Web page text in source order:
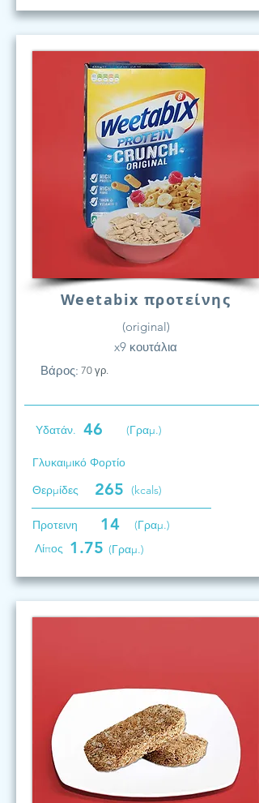
Weetabix προτείνης
(original)
x9 κουτάλια
Βάρος: 70 γρ.
Υδατάν. 46 (Γραμ.)
Γλυκαιμικό Φορτίο
Θερμίδες
265 (kcals)
Προτεινη 14
(Γραμ.)
Λίπος 1.75 (Γραμ.)